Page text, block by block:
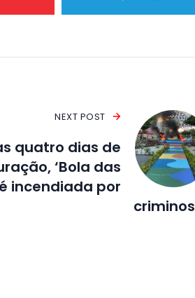
NEXT POST
quatro dias de
‘Bola das
incendiada por